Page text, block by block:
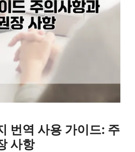
번역 사용 가이드: 주
사항